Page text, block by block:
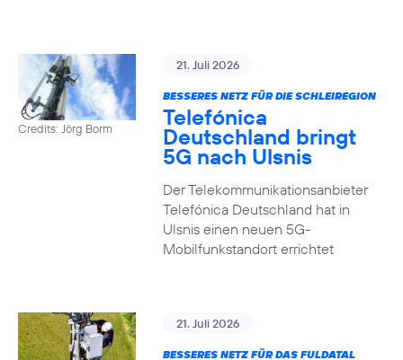
Credits: Jörg Borm
21. Juli 2026
BESSERES NETZ FÜR DIE SCHLEIREGION
Telefónica
Deutschland bringt
5G nach Ulsnis
Der Telekommunikationsanbieter
Telefónica Deutschland hat in
Ulsnis einen neuen 5G-
Mobilfunkstandort errichtet
21. Juli 2026
BESSERES NETZ FÜR DAS FULDATAL